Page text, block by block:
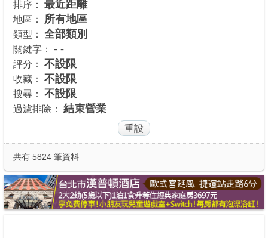
商家合作
推薦景點
討論區
APP下載
排序： 最近距離
地區： 所有地區
類型： 全部類別
關鍵字： - -
評分： 不設限
收藏： 不設限
搜尋： 不設限
過濾排除： 結束營業
共有 5824 筆資料